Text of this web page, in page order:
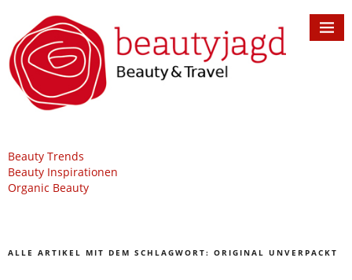
Beauty Trends
Beauty Inspirationen
Organic Beauty
ALLE ARTIKEL MIT DEM SCHLAGWORT: ORIGINAL UNVERPACKT